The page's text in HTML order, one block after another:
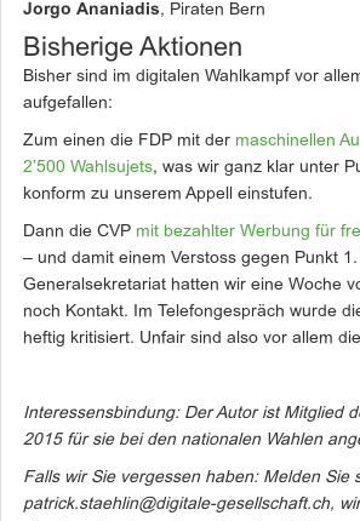
Jorgo Ananiadis, Piraten Bern
Bisherige Aktionen
Bisher sind im digitalen Wahlkampf vor
aufgefallen:
Zum einen die FDP mit der maschinellen
2’500 Wahlsujets, was wir ganz klar unter
konform zu unserem Appell einstufen.
Dann die CVP mit bezahlter Werbung für
– und damit einem Verstoss gegen Punkt
Generalsekretariat hatten wir eine Woche
noch Kontakt. Im Telefongespräch wurde
heftig kritisiert. Unfair sind also vor allem
Interessensbindung: Der Autor ist Mitglied
2015 für sie bei den nationalen Wahlen
Falls wir Sie vergessen haben: Melden Sie
patrick.staehlin@digitale-gesellschaft.ch,